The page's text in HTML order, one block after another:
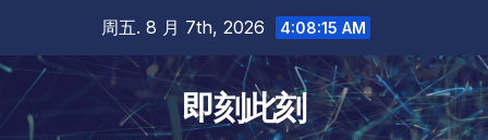
容
周五. 8 月 7th, 2026 4:08:16 AM
即刻此刻